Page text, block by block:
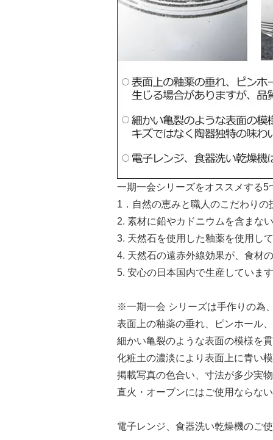
一期一会シリーズをオススメする5
1．自然の恵みと職人のこだわり
2. 素材に鉛やカドニウムを含まな
3. 天然石を使用した釉薬を使用し
4. 天然石の遠赤外線効果が、食材
5. 安心の日本国内で生産していま
※一期一会 シリーズは手作りの為
表面上の釉薬の垂れ、ピンホール
細かい亀裂のような表面の模様を
化粧土の濃淡により表面上に青い
掲載写真の色合い、寸法が多少実
直火・オーブンにはご使用ならな
電子レンジ、食器洗い乾燥機のご